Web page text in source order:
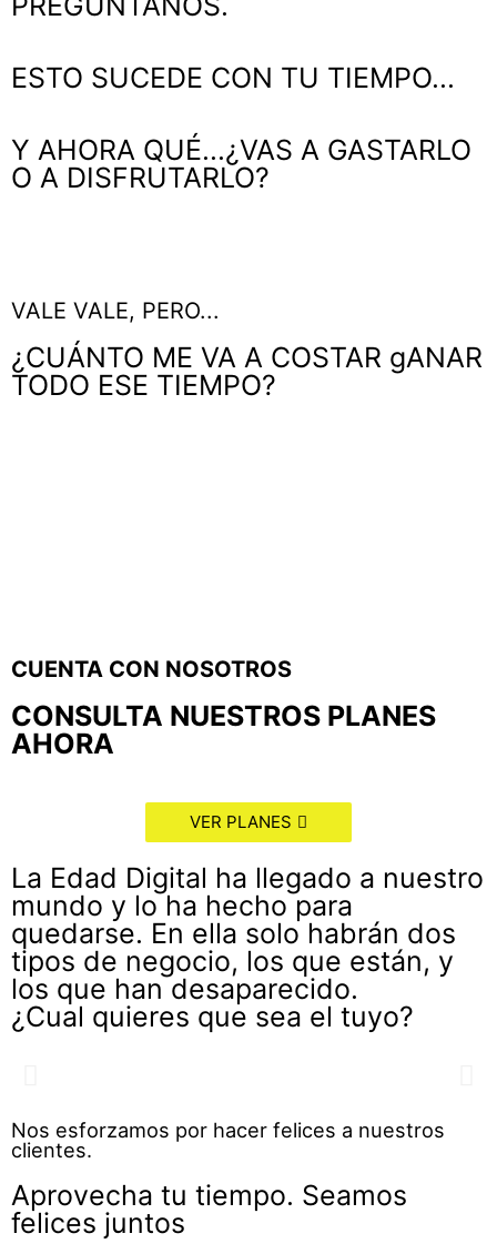
ESTO SUCEDE CON TU TIEMPO...
Y AHORA QUÉ...¿VAS A GASTARLO
O A DISFRUTARLO?
VALE VALE, PERO...
¿CUÁNTO ME VA A COSTAR gANAR
TODO ESE TIEMPO?
CUENTA CON NOSOTROS
CONSULTA NUESTROS PLANES
AHORA
VER PLANES
La Edad Digital ha llegado a nuestro
mundo y lo ha hecho para
quedarse. En ella solo habrán dos
tipos de negocio, los que están, y
los que han desaparecido.
¿Cual quieres que sea el tuyo?
El tiempo es lo único que no se
puede comprar...
PINCHA AQUÍ
Nos esforzamos por hacer felices a nuestros
clientes.
Aprovecha tu tiempo. Seamos
felices juntos